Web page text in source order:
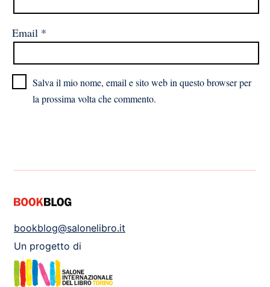
Email *
Salva il mio nome, email e sito web in questo browser per
la prossima volta che commento.
bookblog@salonelibro.it
Un progetto di